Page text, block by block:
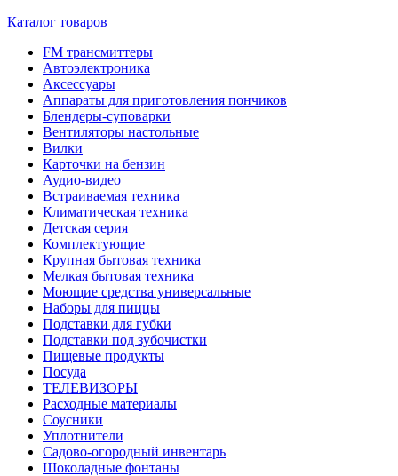
Каталог товаров
FM трансмиттеры
Автоэлектроника
Аксессуары
Аппараты для приготовления пончиков
Блендеры-суповарки
Вентиляторы настольные
Вилки
Карточки на бензин
Аудио-видео
Встраиваемая техника
Климатическая техника
Детская серия
Комплектующие
Крупная бытовая техника
Мелкая бытовая техника
Моющие средства универсальные
Наборы для пиццы
Подставки для губки
Подставки под зубочистки
Пищевые продукты
Посуда
ТЕЛЕВИЗОРЫ
Расходные материалы
Соусники
Уплотнители
Садово-огородный инвентарь
Шоколадные фонтаны